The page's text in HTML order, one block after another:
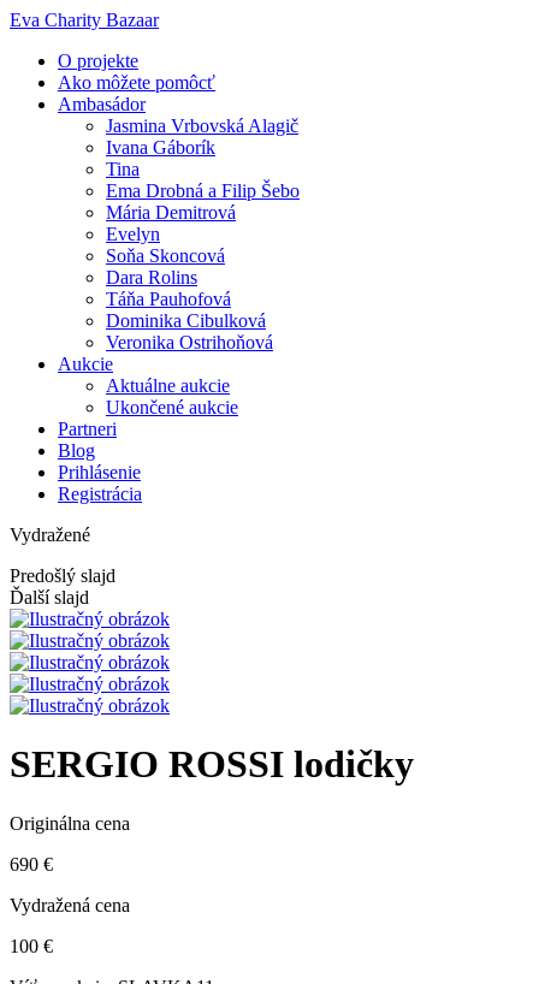
Preskočiť
obsah
Eva Charity Bazaar
O projekte
Ako môžete pomôcť
Ambasádor
Jasmina Vrbovská Alagič
Ivana Gáborík
Tina
Ema Drobná a Filip Šebo
Mária Demitrová
Evelyn
Soňa Skoncová
Dara Rolins
Táňa Pauhofová
Dominika Cibulková
Veronika Ostrihoňová
Aukcie
Aktuálne aukcie
Ukončené aukcie
Partneri
Blog
Prihlásenie
Registrácia
Vydražené
Predošlý slajd
Ďalší slajd
SERGIO ROSSI lodičky
Originálna cena
690 €
Vydražená cena
100 €